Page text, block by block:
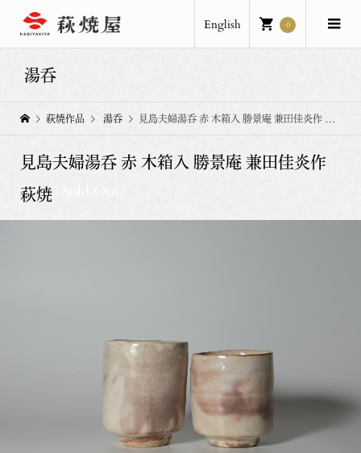
English 0
湯呑
萩焼作品 湯呑 見島夫婦湯呑 赤 木箱入 勝景庵 兼田佳炎作 萩焼
見島夫婦湯呑 赤 木箱入 勝景庵 兼田佳炎作
萩焼